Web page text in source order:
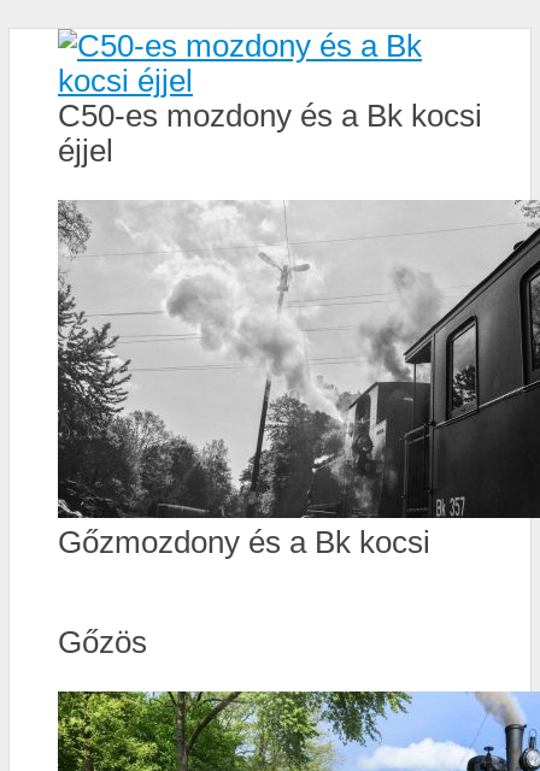
C50-es mozdony és a Bk kocsi
éjjel
Gőzmozdony és a Bk kocsi
Gőzös